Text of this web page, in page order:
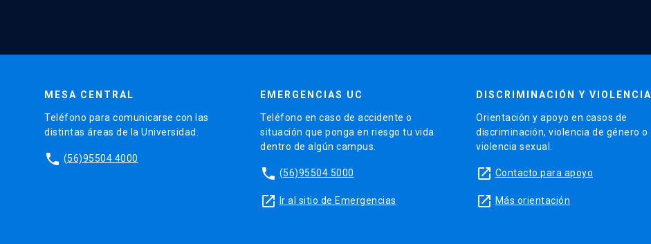
MESA CENTRAL
Teléfono para comunicarse con las
distintas áreas de la Universidad.
phone (56)95504 4000
EMERGENCIAS UC
Teléfono en caso de accidente o
situación que ponga en riesgo tu vida
dentro de algún campus.
phone (56)95504 5000
launch Ir al sitio de Emergencias
DISCRIMINACIÓN Y VIOLENCIA
Orientación y apoyo en casos de
discriminación, violencia de género o
violencia sexual.
launch Contacto para apoyo
launch Más orientación